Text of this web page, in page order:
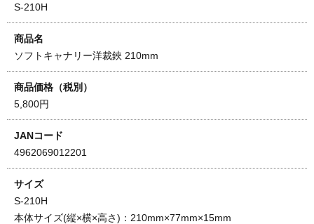
S-210H
商品名
ソフトキャナリー洋裁鋏 210mm
商品価格（税別）
5,800円
JANコード
4962069012201
サイズ
S-210H
本体サイズ(縦×横×高さ)：210mm×77mm×15mm